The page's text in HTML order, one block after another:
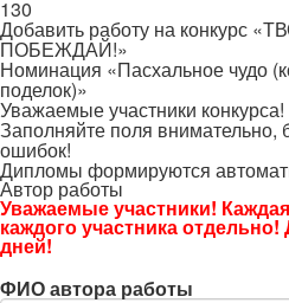
130
Добавить работу на конкурс
ПОБЕЖДАЙ!»
Номинация «Пасхальное чудо
поделок)»
Уважаемые участники конкурса!
Заполняйте поля внимательно,
ошибок!
Дипломы формируются
Автор работы
Уважаемые участники!
каждого участника
дней!
ФИО автора работы